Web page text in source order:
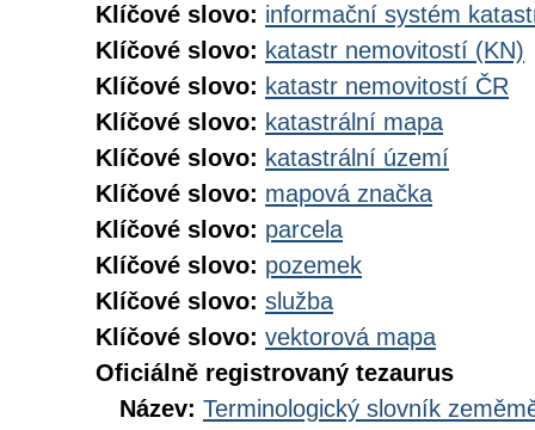
Klíčové slovo: informační systém
Klíčové slovo: katastr nemovitostí (KN)
Klíčové slovo: katastr nemovitostí ČR
Klíčové slovo: katastrální mapa
Klíčové slovo: katastrální území
Klíčové slovo: mapová značka
Klíčové slovo: parcela
Klíčové slovo: pozemek
Klíčové slovo: služba
Klíčové slovo: vektorová mapa
Oficiálně registrovaný tezaurus
Název: Terminologický slovník